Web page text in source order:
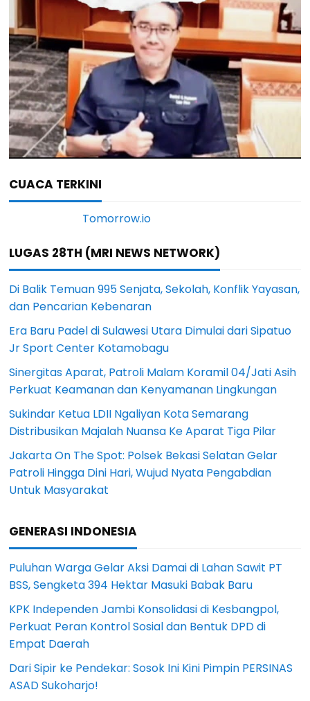
CUACA TERKINI
LUGAS 28TH (MRI NEWS NETWORK)
Di Balik Temuan 995 Senjata, Sekolah, Konflik Yayasan,
dan Pencarian Kebenaran
Era Baru Padel di Sulawesi Utara Dimulai dari Sipatuo
Jr Sport Center Kotamobagu
Sinergitas Aparat, Patroli Malam Koramil 04/Jati Asih
Perkuat Keamanan dan Kenyamanan Lingkungan
Sukindar Ketua LDII Ngaliyan Kota Semarang
Distribusikan Majalah Nuansa Ke Aparat Tiga Pilar
Jakarta On The Spot: Polsek Bekasi Selatan Gelar
Patroli Hingga Dini Hari, Wujud Nyata Pengabdian
Untuk Masyarakat
GENERASI INDONESIA
Puluhan Warga Gelar Aksi Damai di Lahan Sawit PT
BSS, Sengketa 394 Hektar Masuki Babak Baru
KPK Independen Jambi Konsolidasi di Kesbangpol,
Perkuat Peran Kontrol Sosial dan Bentuk DPD di
Empat Daerah
Dari Sipir ke Pendekar: Sosok Ini Kini Pimpin PERSINAS
ASAD Sukoharjo!